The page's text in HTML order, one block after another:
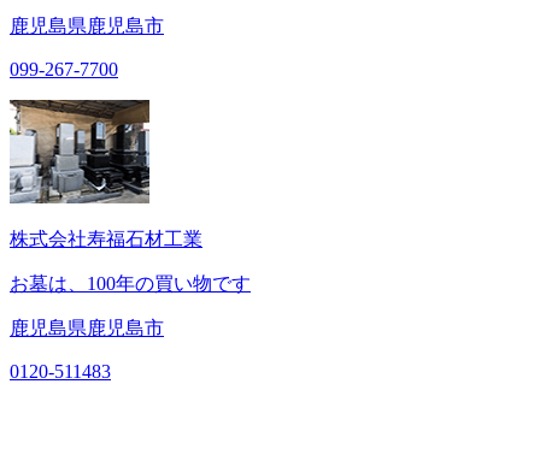
鹿児島県鹿児島市
099-267-7700
株式会社寿福石材工業
お墓は、100年の買い物です
鹿児島県鹿児島市
0120-511483